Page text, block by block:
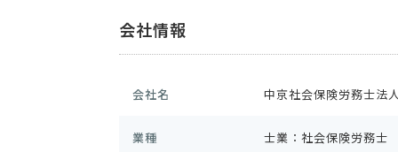
会社情報
会社名 中京社会保険労務士法人
業種 士業：社会保険労務士